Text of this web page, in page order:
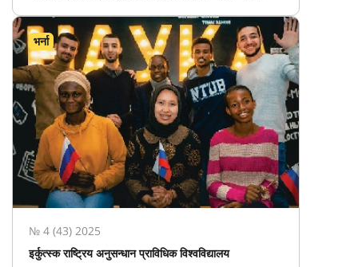
भर्ना
№ 4 (43) 2025
इर्कुत्स्क राष्ट्रिय अनुसन्धान प्राविधिक विश्वविद्यालय